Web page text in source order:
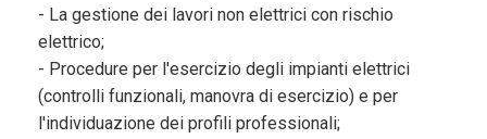
- La gestione dei lavori non elettrici con rischio
elettrico;
- Procedure per l'esercizio degli impianti elettrici
(controlli funzionali, manovra di esercizio) e per
l'individuazione dei profili professionali;